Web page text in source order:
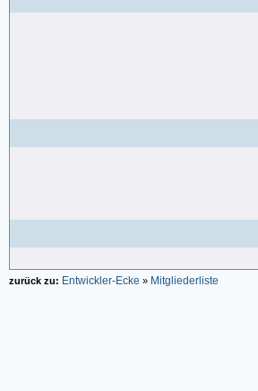
zurück zu: Entwickler-Ecke » Mitgliederliste